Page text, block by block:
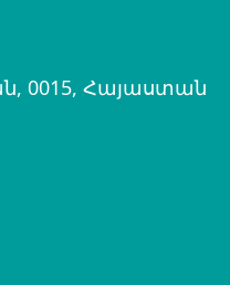
0015, Հայաստան